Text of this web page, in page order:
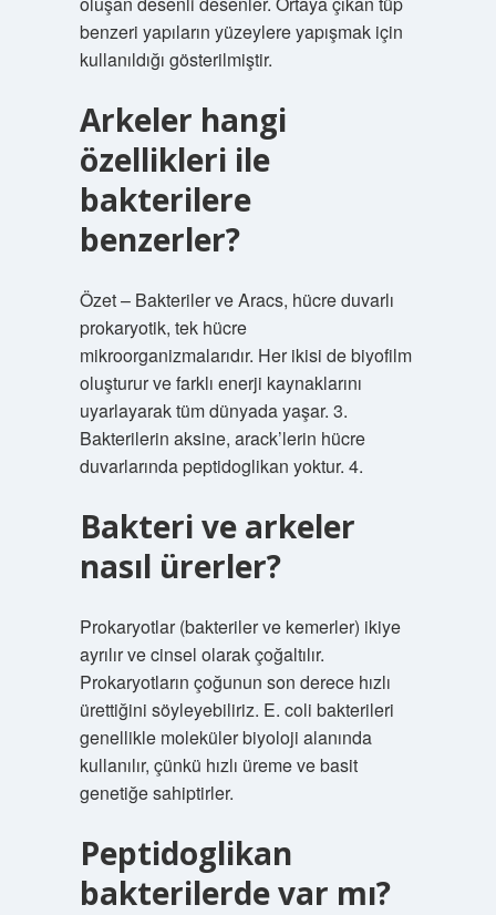
benzeri yapıların yüzeylere yapışmak için
kullanıldığı gösterilmiştir.
Arkeler hangi
özellikleri ile
bakterilere
benzerler?
Özet – Bakteriler ve Aracs, hücre duvarlı
prokaryotik, tek hücre
mikroorganizmalarıdır. Her ikisi de biyofilm
oluşturur ve farklı enerji kaynaklarını
uyarlayarak tüm dünyada yaşar. 3.
Bakterilerin aksine, arack’lerin hücre
duvarlarında peptidoglikan yoktur. 4.
Bakteri ve arkeler
nasıl ürerler?
Prokaryotlar (bakteriler ve kemerler) ikiye
ayrılır ve cinsel olarak çoğaltılır.
Prokaryotların çoğunun son derece hızlı
ürettiğini söyleyebiliriz. E. coli bakterileri
genellikle moleküler biyoloji alanında
kullanılır, çünkü hızlı üreme ve basit
genetiğe sahiptirler.
Peptidoglikan
bakterilerde var mı?